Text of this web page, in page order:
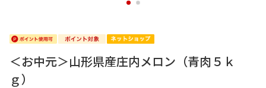
1 2
＜お中元＞山形県産庄内メロン（青肉５ｋ
ｇ）